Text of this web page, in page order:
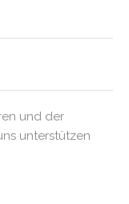
und der
unterstützen